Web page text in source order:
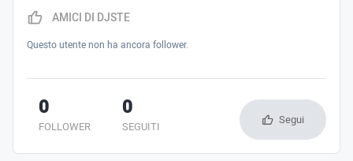
AMICI DI DJSTE
Questo utente non ha ancora follower.
FOLLOWER
0
SEGUITI
0 Segui